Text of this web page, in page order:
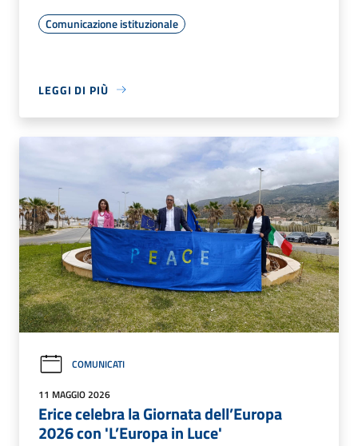
Comunicazione istituzionale
LEGGI DI PIÙ
COMUNICATI
11 MAGGIO 2026
Erice celebra la Giornata dell’Europa
2026 con 'L’Europa in Luce'